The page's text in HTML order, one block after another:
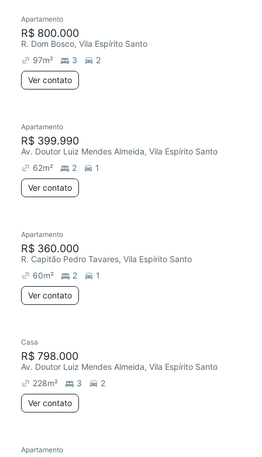
Chegou há 1 dia
Apartamento
R$ 800.000
R. Dom Bosco, Vila Espírito Santo
97m² 3
2
Ver contato
Redecorar
Apartamento
R$ 399.990
Av. Doutor Luiz Mendes Almeida, Vila Espírito Santo
62m² 2
1
Ver contato
Chegou este mês
Apartamento
R$ 360.000
R. Capitão Pedro Tavares, Vila Espírito Santo
60m² 2
1
Ver contato
Casa
R$ 798.000
Av. Doutor Luiz Mendes Almeida, Vila Espírito Santo
228m² 3
2
Ver contato
Redecorar
Apartamento